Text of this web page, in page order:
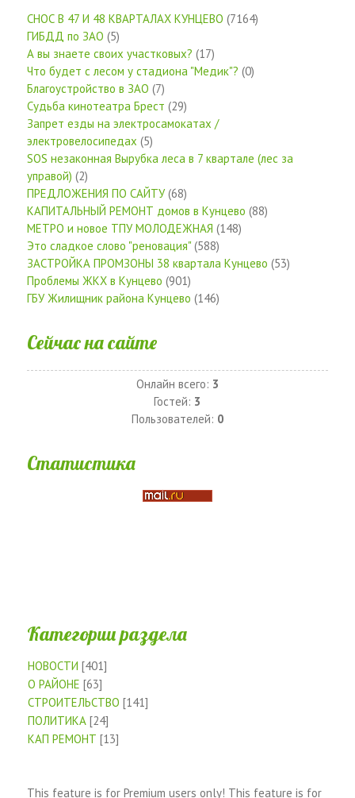
СНОС В 47 И 48 КВАРТАЛАХ КУНЦЕВО (7164)
ГИБДД по ЗАО (5)
А вы знаете своих участковых? (17)
Что будет с лесом у стадиона "Медик"? (0)
Благоустройство в ЗАО (7)
Судьба кинотеатра Брест (29)
Запрет езды на электросамокатах /
электровелосипедах (5)
SOS незаконная Вырубка леса в 7 квартале (лес за
управой) (2)
ПРЕДЛОЖЕНИЯ ПО САЙТУ(68)
КАПИТАЛЬНЫЙ РЕМОНТ домов в Кунцево (88)
МЕТРО и новое ТПУ МОЛОДЕЖНАЯ (148)
Это сладкое слово "реновация" (588)
ЗАСТРОЙКА ПРОМЗОНЫ 38 квартала Кунцево (53)
Проблемы ЖКХ в Кунцево (901)
ГБУ Жилищник района Кунцево (146)
Сейчас на сайте
Онлайн всего: 3
Гостей: 3
Пользователей: 0
Статистика
Категории раздела
НОВОСТИ [401]
О РАЙОНЕ [63]
СТРОИТЕЛЬСТВО [141]
ПОЛИТИКА [24]
КАП РЕМОНТ [13]
This feature is for Premium users only! This feature is for